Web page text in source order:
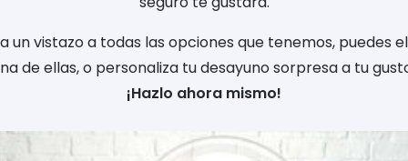
un vistazo a todas las opciones que tenemos, puedes
de ellas, o personaliza tu desayuno sorpresa a tu
¡Hazlo ahora mismo!